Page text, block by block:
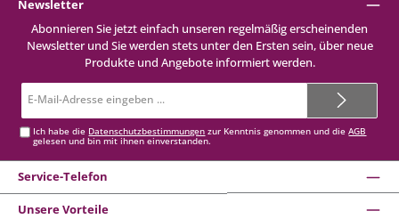
Newsletter
Abonnieren Sie jetzt einfach unseren regelmäßig erscheinenden
Newsletter und Sie werden stets unter den Ersten sein, über neue
Produkte und Angebote informiert werden.
Mail-
Ich habe die Datenschutzbestimmungen zur Kenntnis genommen und dieAGB
gelesen und bin mit ihnen einverstanden.
Service-Telefon
Unsere Vorteile